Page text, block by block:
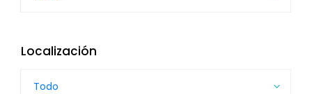
Localización
Todo